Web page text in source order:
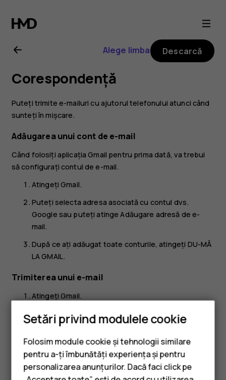
Ghid
de
utilizare
Nokia
G21
Alege limba Descarcă
Corespondență
Puteți trimite e-mailuri cu ajutorul telefonului atunci când
sunteți în mișcare.
Adăugarea unui cont de e-mail
Când folosiți aplicația Gmail pentru prima dată, va trebui
să configurați contul de e-mail.
AtingețiGmail.
Puteți selecta adresa asociată cu contul dvs.
Google sau puteți atingeAdăugare adresă de e-
mail.
După ce ați adăugat toate conturile, atingeți DU-MĂ
LA GMAIL.
Trimiterea unui e-mail
AtingețiGmail.
Atingeți create.
Adăugare din Contacte .
Tastați subiectul mesajului și adresa de e-mail.
Setări privind modulele cookie
Folosim module cookie și tehnologii similare
pentru a-ți îmbunătăți experiența și pentru
personalizarea anunțurilor. Dacă faci click pe